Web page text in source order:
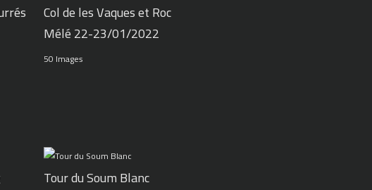
Col de les Vaques et Roc
Mélé 22-23/01/2022
50 Images
Tour du Soum Blanc